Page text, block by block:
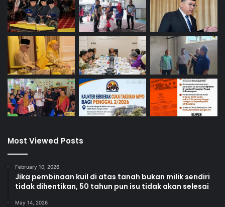
Most Viewed Posts
February 10, 2026
Jika pembinaan kuil di atas tanah bukan milik sendiri
tidak dihentikan, 50 tahun pun isu tidak akan selesai
May 14, 2026